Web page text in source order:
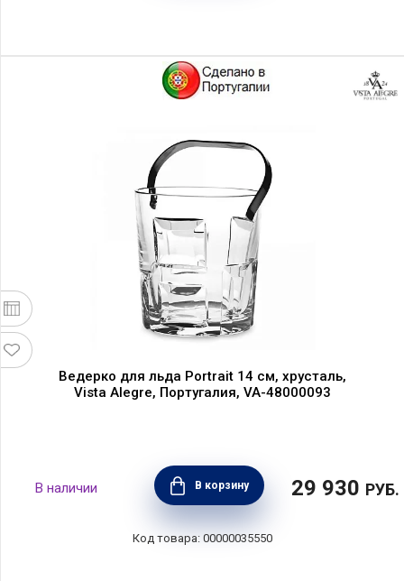
Ведерко для льда Portrait 14 см, хрусталь,
Vista Alegre, Португалия, VA-48000093
В корзину 29 930 РУБ.
00000035550